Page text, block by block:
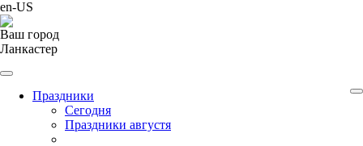
en-US
Ваш город
Ланкастер
Праздники
Cегодня
Праздники августя